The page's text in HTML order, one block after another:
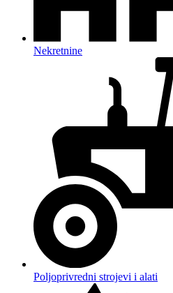
Nekretnine
Poljoprivredni strojevi i alati